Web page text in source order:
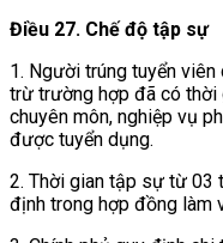
Điều 27. Chế độ tập sự
1. Người trúng tuyển
trừ trường hợp đã có
chuyên môn, nghiệp vụ
được tuyển dụng.
2. Thời gian tập sự từ 03
định trong hợp đồng làm